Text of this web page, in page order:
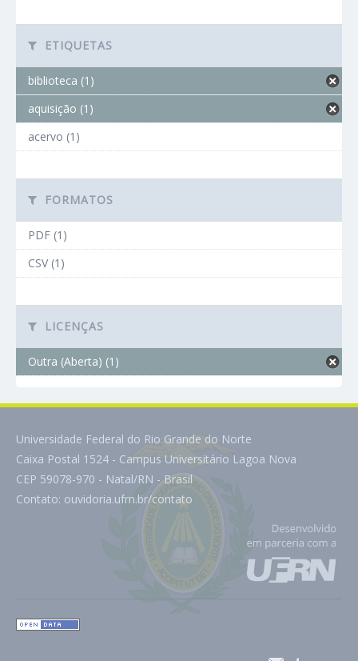
ETIQUETAS
biblioteca (1)
aquisição (1)
acervo (1)
FORMATOS
PDF (1)
CSV (1)
LICENÇAS
Outra (Aberta) (1)
Universidade Federal do Rio Grande do Norte
Caixa Postal 1524 - Campus Universitário Lagoa Nova
CEP 59078-970 - Natal/RN - Brasil
Contato: ouvidoria.ufrn.br/contato